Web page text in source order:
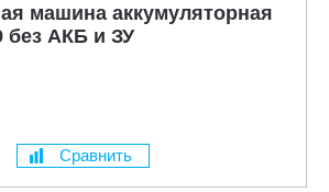
машина аккумуляторная
без АКБ и ЗУ
Сравнить